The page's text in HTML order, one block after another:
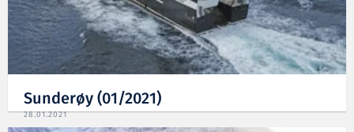
Sunderøy (01/2021)
28.01.2021